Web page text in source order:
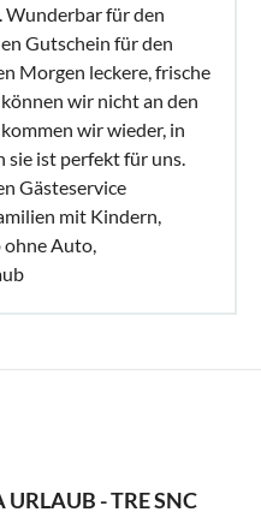
Wunderbar für den
Gutschein für den
Morgen leckere, frische
wir nicht an den
wir wieder, in
sie ist perfekt für uns.
Gästeservice
mit Kindern,
Auto,
- TRE SNC